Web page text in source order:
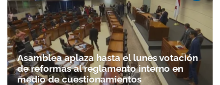
Asamblea aplaza hasta el lunes votación
de reformas al reglamento interno en
medio de cuestionamientos